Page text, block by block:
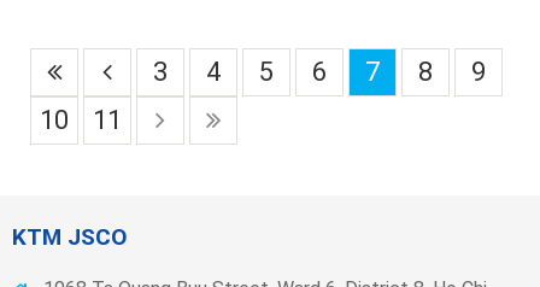
3 4 5 6 7 8
9
10
11
KTM JSCO